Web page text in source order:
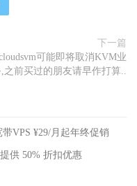
下一篇
可能即将取消KVM业
之前买过的朋友请早作打算..
VPS ¥29/月起年终促销
供 50% 折扣优惠